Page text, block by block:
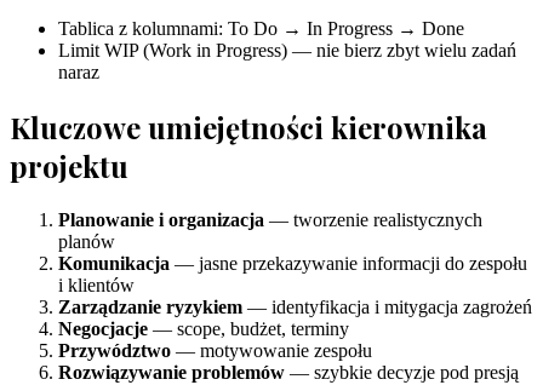
Tablica z kolumnami: To Do → In Progress → Done
Limit WIP (Work in Progress) — nie bierz zbyt wielu zadań
naraz
Kluczowe umiejętności kierownika
projektu
Planowanie i organizacja — tworzenie realistycznych
planów
Komunikacja — jasne przekazywanie informacji do zespołu
i klientów
Zarządzanie ryzykiem — identyfikacja i mitygacja zagrożeń
Negocjacje — scope, budżet, terminy
Przywództwo — motywowanie zespołu
Rozwiązywanie problemów — szybkie decyzje pod presją